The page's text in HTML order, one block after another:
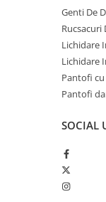
Genti De
Rucsacuri
Lichidare
Lichidare
Pantofi
Pantofi
SOCIAL